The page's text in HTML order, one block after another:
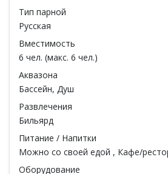
Тип парной
Русская
Вместимость
6 чел. (макс. 6 чел.)
Аквазона
Бассейн, Душ
Развлечения
Бильярд
Питание / Напитки
Можно со своей едой , Кафе/
зона, Чай
Оборудование